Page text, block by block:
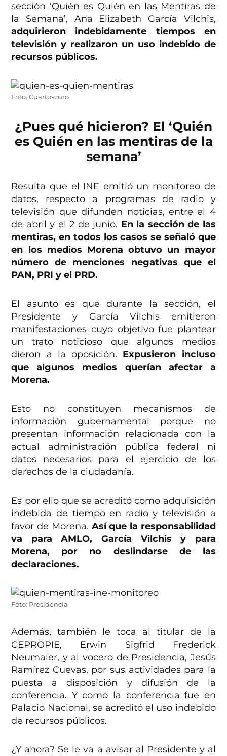
sección ‘Quién es Quién en las Mentiras de
la Semana’, Ana Elizabeth García Vilchis,
adquirieron indebidamente tiempos en
televisión y realizaron un uso indebido de
recursos públicos.
Foto: Cuartoscuro
¿Pues qué hicieron? El ‘Quién
es Quién en las mentiras de la
semana’
Resulta que el INE emitió un monitoreo de
datos, respecto a programas de radio y
televisión que difunden noticias, entre el 4
de abril y el 2 de junio. En la sección de las
mentiras, en todos los casos se señaló que
en los medios Morena obtuvo un mayor
número de menciones negativas que el
PAN, PRI y el PRD.
El asunto es que durante la sección, el
Presidente y García Vilchis emitieron
manifestaciones cuyo objetivo fue plantear
un trato noticioso que algunos medios
dieron a la oposición. Expusieron incluso
que algunos medios querían afectar a
Morena.
Esto no constituyen mecanismos de
información gubernamental porque no
presentan información relacionada con la
actual administración pública federal ni
datos necesarios para el ejercicio de los
derechos de la ciudadanía.
Es por ello que se acreditó como adquisición
indebida de tiempo en radio y televisión a
favor de Morena. Así que la responsabilidad
va para AMLO, García Vilchis y para
Morena, por no deslindarse de las
declaraciones.
Foto: Presidencia
Además, también le toca al titular de la
CEPROPIE, Erwin Sigfrid Frederick
Neumaier, y al vocero de Presidencia, Jesús
Ramírez Cuevas, por sus actividades para la
puesta a disposición y difusión de la
conferencia. Y como la conferencia fue en
Palacio Nacional, se acreditó el uso indebido
de recursos públicos.
¿Y ahora? Se le va a avisar al Presidente y al